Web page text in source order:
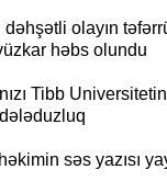
olayın
həbs olundu
Tibb
səs yazısı